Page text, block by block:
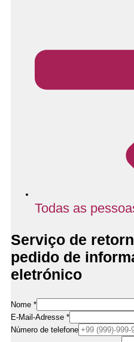
Todas as
Serviço de
pedido de
eletrónico
Nome *
E-Mail-Adresse *
Nachricht
Número de telefone